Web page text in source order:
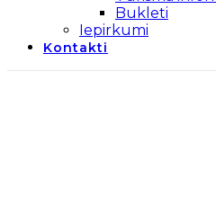
Bukleti
Iepirkumi
Kontakti